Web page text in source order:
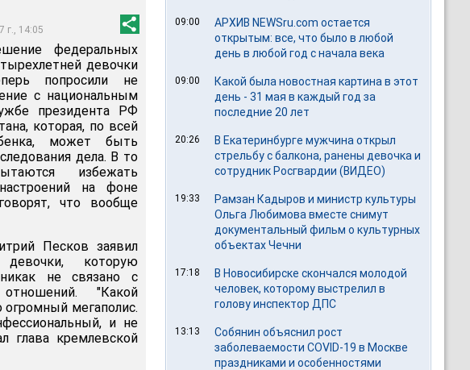
г., 14:05
федеральных
девочки
попросили не
с национальным
президента РФ
которая, по всей
может быть
дела. В то
избежать
на фоне
что вообще
Песков заявил
которую
никак не связано с
"Какой
мегаполис.
и не
глава кремлевской
09:00
АРХИВ NEWSru.com остается
открытым: все, что было в любой
день в любой год с начала века
09:00
Какой была новостная картина в этот
день - 31 мая в каждый год за
последние 20 лет
20:26
В Екатеринбурге мужчина открыл
стрельбу с балкона, ранены девочка и
сотрудник Росгвардии (ВИДЕО)
19:33
Рамзан Кадыров и министр культуры
Ольга Любимова вместе снимут
документальный фильм о культурных
объектах Чечни
17:18
В Новосибирске скончался молодой
человек, которому выстрелил в
голову инспектор ДПС
13:13
Собянин объяснил рост
заболеваемости COVID-19 в Москве
праздниками и особенностями